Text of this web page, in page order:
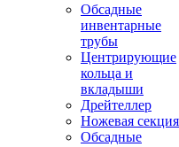
Обсадные
инвентарные
трубы
Центрирующие
кольца и
вкладыши
Дрейтеллер
Ножевая секция
Обсадные